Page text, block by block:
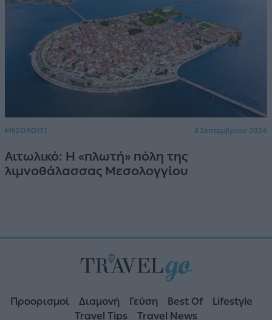
ΜΕΣΟΛΟΓΓΙ 8 Σεπτεμβρίου 2024
Αιτωλικό: Η «πλωτή» πόλη της
λιμνοθάλασσας Μεσολογγίου
Προορισμοί Διαμονή Γεύση Best Of
Lifestyle
Travel Tips
Travel News